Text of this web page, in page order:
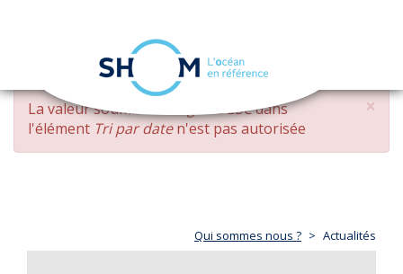
Aller
contenu
principal
navigation
×
MESSAGE
D'ERREUR
La valeur soumise changed DESCdans
l'élément Tri par daten'est pas autorisée
Qui sommes nous ? Actualités